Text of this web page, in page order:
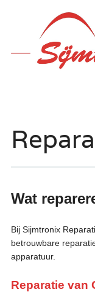
Wat
Bij Sijmtronix
betrouwbare
apparatuur.
Reparatie van